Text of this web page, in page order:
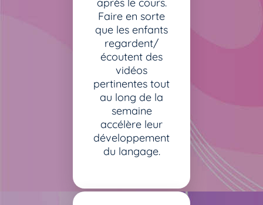
après le cours.
Faire en sorte
que les enfants
regardent/
écoutent des
vidéos
pertinentes tout
au long de la
semaine
accélère leur
développement
du langage.